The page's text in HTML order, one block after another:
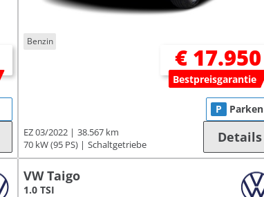
Benzin
€ 17.950
Bestpreisgarantie
EZ 03/2022
38.567 km
70 kW (95 PS)
Schaltgetriebe
P Parken
Details
VW Taigo
1.0 TSI